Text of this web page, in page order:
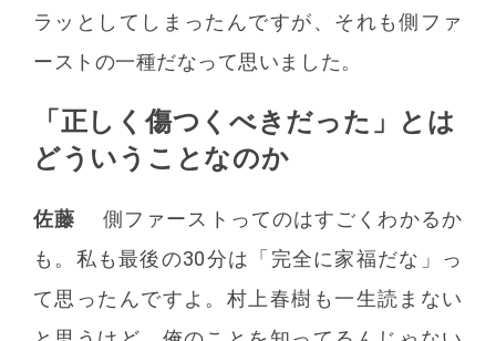
ラッとしてしまったんですが、それも側ファ
ーストの一種だなって思いました。
「正しく傷つくべきだった」とは
どういうことなのか
佐藤
側ファーストってのはすごくわかるか
も。私も最後の30分は「完全に家福だな」っ
て思ったんですよ。村上春樹も一生読まない